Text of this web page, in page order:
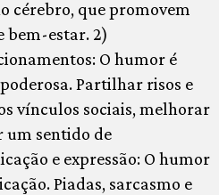
cérebro, que promovem
bem-estar. 2)
O humor é
Partilhar risos e
vínculos sociais, melhorar
um sentido de
e expressão: O humor
Piadas, sarcasmo e